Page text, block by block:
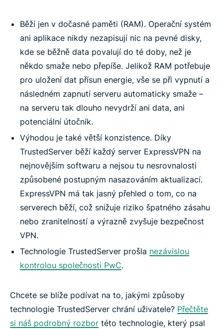
Běží jen v dočasné paměti (RAM). Operační systém
ani aplikace nikdy nezapisují nic na pevné disky,
kde se běžně data povalují do té doby, než je
někdo smaže nebo přepíše. Jelikož RAM potřebuje
pro uložení dat přísun energie, vše se při vypnutí a
následném zapnutí serveru automaticky smaže –
na serveru tak dlouho nevydrží ani data, ani
potenciální útočník.
Výhodou je také větší konzistence. Díky
TrustedServer běží každý server ExpressVPN na
nejnovějším softwaru a nejsou tu nesrovnalosti
způsobené postupným nasazováním aktualizací.
ExpressVPN má tak jasný přehled o tom, co na
serverech běží, což snižuje riziko špatného zásahu
nebo zranitelností a výrazně zvyšuje bezpečnost
VPN.
Technologie TrustedServer prošla nezávislou
kontrolou společnosti PwC.
Chcete se blíže podívat na to, jakými způsoby
technologie TrustedServer chrání uživatele? Přečtěte
si náš podrobný rozbor této technologie, který psal